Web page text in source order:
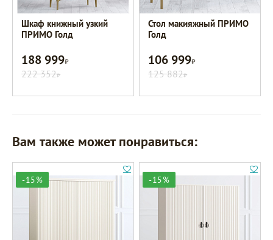
Шкаф книжный узкий
ПРИМО Голд
188 999Р
222 352Р
Стол макияжный ПРИМО
Голд
106 999Р
125 882Р
Вам также может понравиться:
-15% -15%